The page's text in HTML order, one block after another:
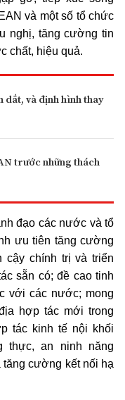
và một số tổ chức
nghị, tăng cường tin
chất, hiệu quả.
dắt, và định hình thay
trước những thách
đạo các nước và tổ
ưu tiên tăng cường
cậy chính trị và triển
sẵn có; đề cao tinh
với các nước; mong
hợp tác mới trong
tác kinh tế nội khối
thực, an ninh năng
tăng cường kết nối hạ